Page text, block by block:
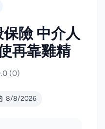
險 中介人
再靠雞精
(0)
8/8/2026